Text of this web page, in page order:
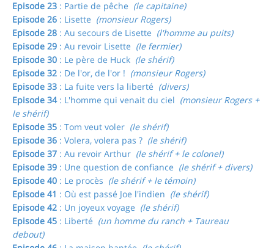
Episode 23 : Partie de pêche (le capitaine)
Episode 26 : Lisette (monsieur Rogers)
Episode 28 : Au secours de Lisette (l'homme au puits)
Episode 29 : Au revoir Lisette (le fermier)
Episode 30 : Le père de Huck (le shérif)
Episode 32 : De l'or, de l'or ! (monsieur Rogers)
Episode 33 : La fuite vers la liberté (divers)
Episode 34: L'homme qui venait du ciel (monsieur Rogers +
le shérif)
Episode 35 : Tom veut voler (le shérif)
Episode 36 : Volera, volera pas ? (le shérif)
Episode 37 : Au revoir Arthur (le shérif + le colonel)
Episode 39 : Une question de confiance (le shérif + divers)
Episode 40 : Le procès (le shérif + le témoin)
Episode 41 : Où est passé Joe l'indien (le shérif)
Episode 42 : Un joyeux voyage (le shérif)
Episode 45 : Liberté (un homme du ranch + Taureau
debout)